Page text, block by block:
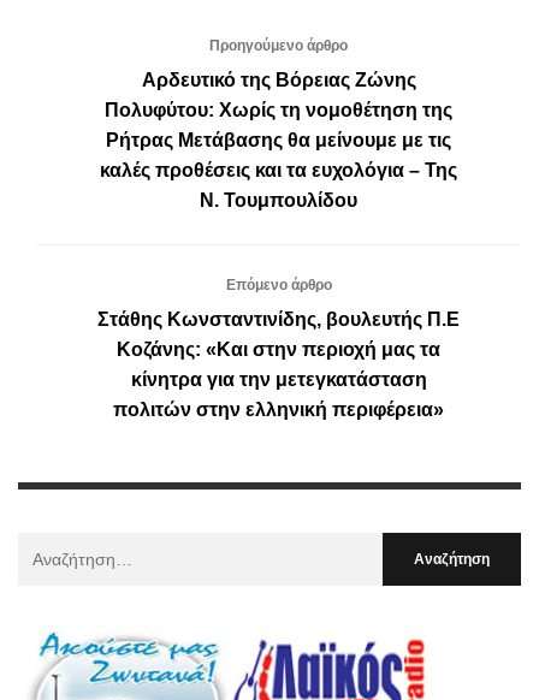
Προηγούμενο άρθρο
Αρδευτικό της Βόρειας Ζώνης
Πολυφύτου: Χωρίς τη νομοθέτηση της
Ρήτρας Μετάβασης θα μείνουμε με τις
καλές προθέσεις και τα ευχολόγια – Της
Ν. Τουμπουλίδου
Επόμενο άρθρο
Στάθης Κωνσταντινίδης, βουλευτής Π.Ε
Κοζάνης: «Και στην περιοχή μας τα
κίνητρα για την μετεγκατάσταση
πολιτών στην ελληνική περιφέρεια»